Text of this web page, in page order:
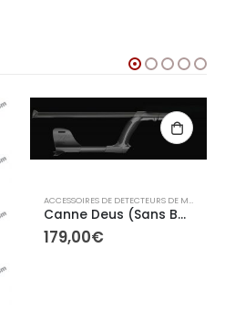
ACCESSOIRES DE DETECTEURS DE METAUX
Canne Deus (Sans Bas de Canne)
179,00€